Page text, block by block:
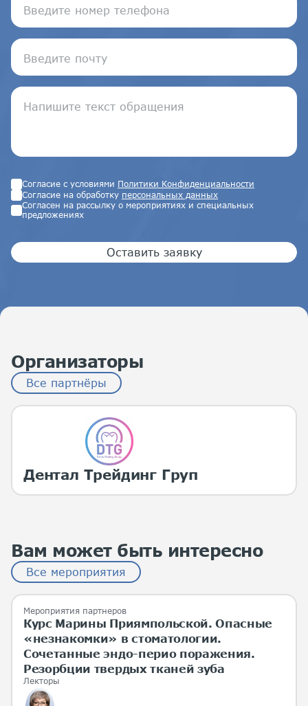
Согласие с условиями Политики Конфиденциальности
Согласие на обработку персональных данных
Согласен на рассылку о мероприятиях и специальных
предложениях
Оставить заявку
Организаторы
Все партнёры
Дентал Трейдинг Груп
Вам может быть интересно
Все мероприятия
Мероприятия партнеров
Курс Марины Приямпольской. Опасные
«незнакомки» в стоматологии.
Сочетанные эндо-перио поражения.
Резорбции твердых тканей зуба
Лекторы